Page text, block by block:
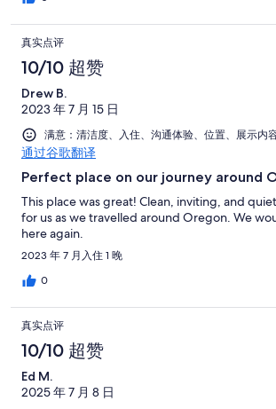
真实点评
10/10 超赞
Drew B.
2023 年 7 月 15 日
满意：清洁度、入住、沟通体验、位置、展示内
通过谷歌翻译
Perfect place on our journey around
This place was great! Clean, inviting, and
for us as we travelled around Oregon. We
here again.
2023 年 7 月入住 1 晚
0
真实点评
10/10 超赞
Ed M.
2025 年 7 月 8 日